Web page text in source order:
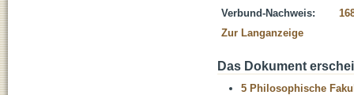
Verbund-Nachweis:
Zur Langanzeige
Das Dokument
5 Philosophische